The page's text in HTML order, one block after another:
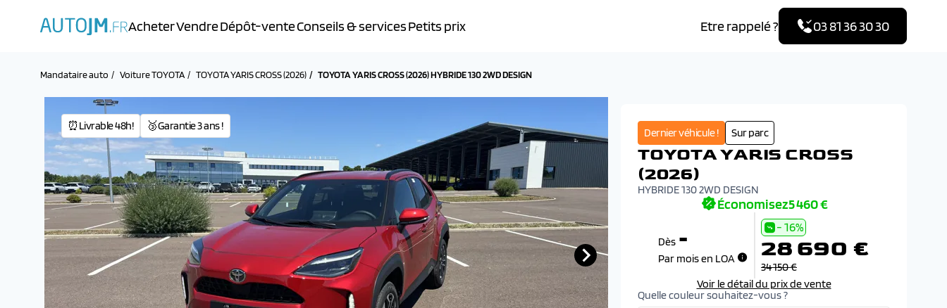
AcheterVendreDépôt-venteConseils & servicesPetits prix Etre rappelé ? 03 81 36 30 30
Mandataire auto Voiture TOYOTA TOYOTA YARIS CROSS (2026) TOYOTA YARIS CROSS (2026) HYBRIDE 130 2WD DESIGN
⏰Livrable 48h! 🥉Garantie 3 ans !
Dernier véhicule ! Sur parc
TOYOTA YARIS CROSS
(2026)
HYBRIDE 130 2WD DESIGN
Économisez5 460 €
Dès -
Par mois en LOA
- 16%
28 690 €
34 150 €
Voir le détail du prix de vente
Quelle couleur souhaitez-vous ?